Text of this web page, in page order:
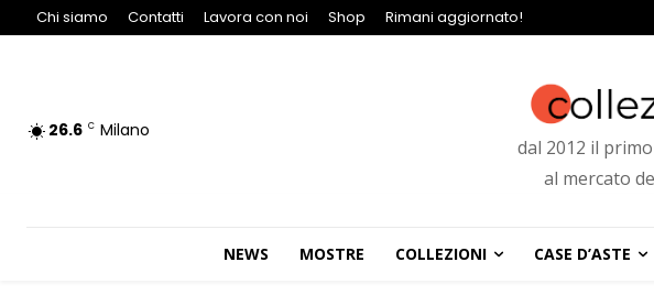
Chi siamo Contatti Lavora con noi Shop Rimani aggiornato!
26.6 C Milano
dal 2012 il
al mercato
NEWS MOSTRE COLLEZIONI CASE D’ASTE